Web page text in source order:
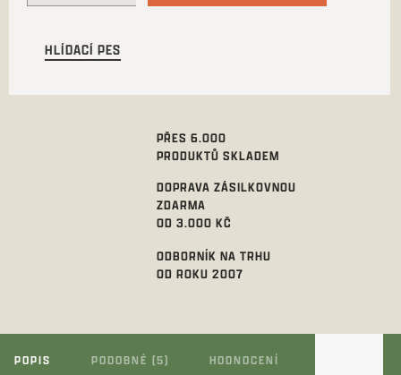
HLÍDACÍ PES
PŘES 6.000
PRODUKTŮ SKLADEM
DOPRAVA ZÁSILKOVNOU
ZDARMA
OD 3.000 KČ
ODBORNÍK NA TRHU
OD ROKU 2007
POPIS PODOBNÉ (5) HODNOCENÍ